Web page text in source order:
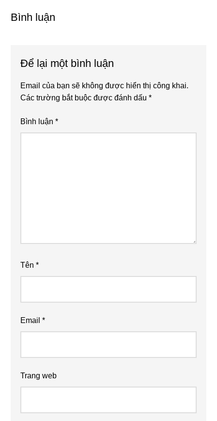
Interactions
Bình luận
Để lại một bình luận
Email của bạn sẽ không được hiển thị công khai.
Các trường bắt buộc được đánh dấu*
Bình luận*
Tên*
Email*
Trang web